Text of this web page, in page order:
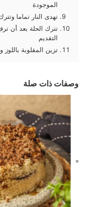
الموجودة
تهدى النار تماما وتترك الحلة 15 دقيقة أو
تترك الحلة بعد أن
التقديم
تزين المقلوبة
وصفات ذات صلة